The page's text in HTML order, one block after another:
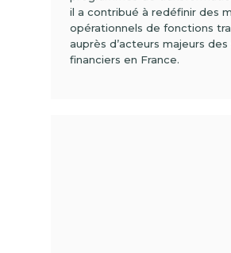
il a contribué à redéfinir des
opérationnels de fonctions
auprès d’acteurs majeurs des
financiers en France.